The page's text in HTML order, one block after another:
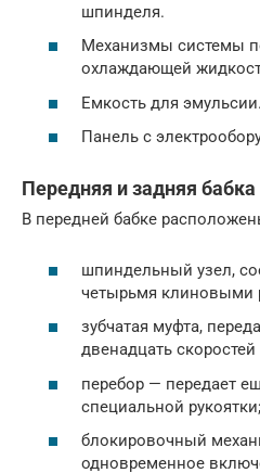
шпинделя.
Механизмы системы
охлаждающей
Емкость для эмульсии.
Панель с
Передняя и задняя бабка
В передней бабке
шпиндельный узел,
четырьмя клиновыми
зубчатая муфта,
двенадцать
перебор — передает
специальной рукоятки;
блокировочный
одновременное